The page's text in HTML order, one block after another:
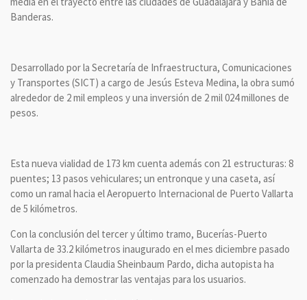
Banderas.
Desarrollado por la Secretaría de Infraestructura, Comunicaciones
y Transportes (SICT) a cargo de Jesús Esteva Medina, la obra sumó
alrededor de 2 mil empleos y una inversión de 2 mil 024 millones de
pesos.
Esta nueva vialidad de 173 km cuenta además con 21 estructuras: 8
puentes; 13 pasos vehiculares; un entronque y una caseta, así
como un ramal hacia el Aeropuerto Internacional de Puerto Vallarta
de 5 kilómetros.
Con la conclusión del tercer y último tramo, Bucerías-Puerto
Vallarta de 33.2 kilómetros inaugurado en el mes diciembre pasado
por la presidenta Claudia Sheinbaum Pardo, dicha autopista ha
comenzado ha demostrar las ventajas para los usuarios.